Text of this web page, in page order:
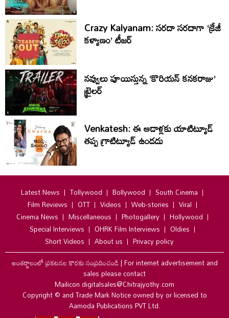
Crazy Kalyanam: సరదా సరదాగా ‘క్రేజీ
కళ్యాణం’ టీజర్
నవ్వులు పూయిస్తున్న ‘కొరియన్ కనకరాజు’
ట్రైలర్
Venkatesh: ఈ ఆడాళ్లకు యాటిట్యూడ్
తప్ప గ్రాటిట్యూడ్ ఉండదు
Latest News Tollywood Bollywood
South Cinema
Film Reviews
OTT Videos Web-stories
Viral
Cinema News
Miscellaneous Photogallery
Hollywood
Special Interviews
OHRK Film Interviews
Oldies
Short Videos
About us
Privacy policy
అంతర్జాలంలో ప్రకటనల కొరకు సంప్రదించండి|For internet advertisement and
sales please contact
Mailicon digitalsales@Chitrajyothy.com
Copyright © and Trade Mark Notice owned by or licensed to
Aamoda Publications PVT Ltd.